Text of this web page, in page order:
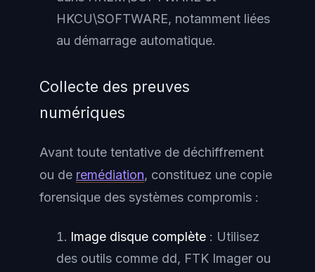
HKCU\SOFTWARE, notamment liées
au démarrage automatique.
Collecte des preuves
numériques
Avant toute tentative de déchiffrement
ou de remédiation, constituez une copie
forensique des systèmes compromis :
Image disque complète : Utilisez
des outils comme dd, FTK Imager ou